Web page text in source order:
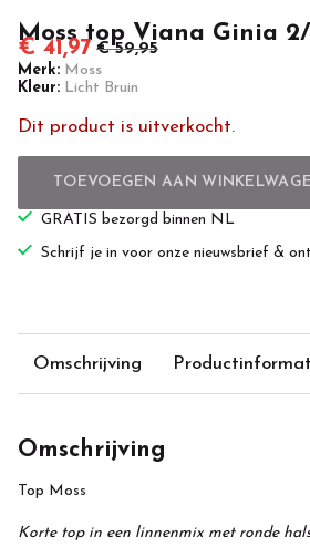
Moss top Viana Ginia
€ 41,97 € 59,95
Merk: Moss
Kleur: Licht Bruin
Dit product is uitverkocht.
TOEVOEGEN AAN
GRATIS bezorgd binnen NL
Schrijf je in voor onze nieuwsbrief &
Omschrijving
Omschrijving
Top Moss
Korte top in een linnenmix met ronde